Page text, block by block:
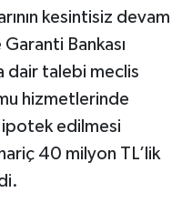
kesintisiz devam
Bankası
dair talebi meclis
hizmetlerinde
ipotek edilmesi
40 milyon TL’lik